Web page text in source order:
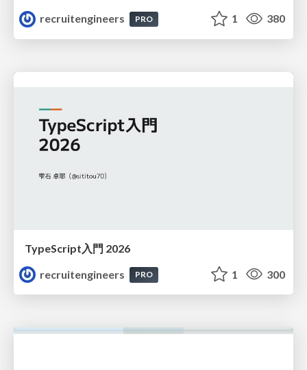
recruitengineers
PRO 1 380
TypeScript入門 2026
recruitengineers
PRO 1 300